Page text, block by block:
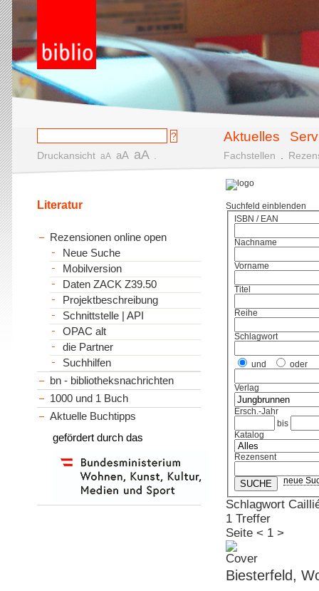
Aktuelles
Druckansicht aA aA aA Fachstellen
Suchfeld einblenden
ISBN / EAN
Nachname
Vorname
Titel
Reihe
Schlagwort
und oder
Verlag
Ersch.-Jahr
bis
Katalog
Rezensent
neue
Schlagwort
1 Treffer
Seite < 1 >
Biesterfeld,
Literatur
Rezensionen online open
Neue Suche
Mobilversion
Daten ZACK Z39.50
Projektbeschreibung
Schnittstelle | API
OPAC alt
die Partner
Suchhilfen
bn - bibliotheksnachrichten
1000 und 1 Buch
Aktuelle Buchtipps
gefördert durch das